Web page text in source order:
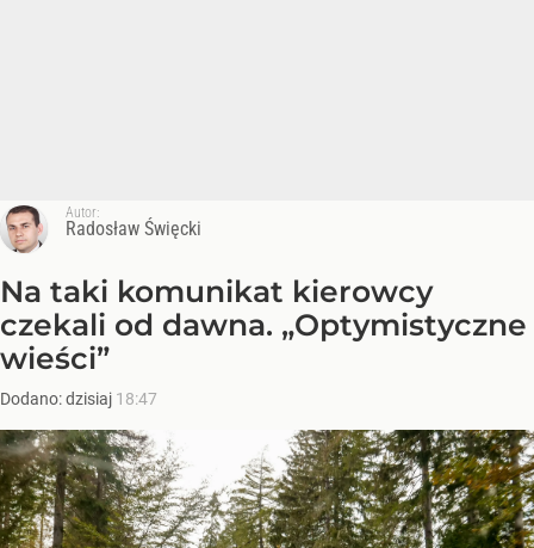
Autor:
Radosław Święcki
Na taki komunikat kierowcy
czekali od dawna. „Optymistyczne
wieści”
Dodano:dzisiaj 18:47